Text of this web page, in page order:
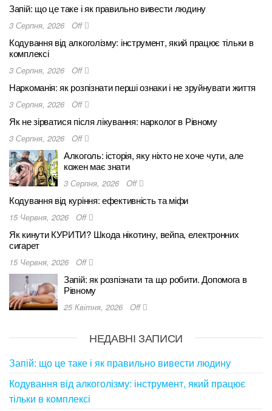
Запій: що це таке і як правильно вивести людину
3 Серпня, 2026 Off
Кодування від алкоголізму: інструмент, який працює тільки в
комплексі
3 Серпня, 2026 Off
Наркоманія: як розпізнати перші ознаки і не зруйнувати життя
3 Серпня, 2026 Off
Як не зірватися після лікування: нарколог в Рівному
3 Серпня, 2026 Off
Алкоголь: історія, яку ніхто не хоче чути, але
кожен має знати
3 Серпня, 2026 Off
Кодування від куріння: ефективність та міфи
15 Червня, 2026 Off
Як кинути КУРИТИ? Шкода нікотину, вейпа, електронних
сигарет
15 Червня, 2026 Off
Запій: як розпізнати та що робити. Допомога в
Рівному
25 Квітня, 2026 Off
НЕДАВНІ ЗАПИСИ
Запій: що це таке і як правильно вивести людину
Кодування від алкоголізму: інструмент, який працює
тільки в комплексі